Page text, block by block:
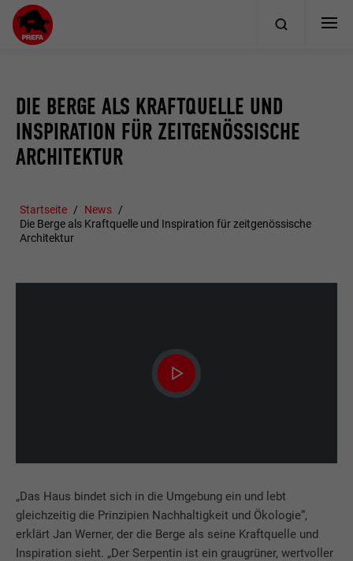
DIE BERGE ALS KRAFTQUELLE UND
INSPIRATION FÜR ZEITGENÖSSISCHE
ARCHITEKTUR
Startseite
News
Die Berge als Kraftquelle und Inspiration für zeitgenössische
Architektur
„Das Haus bindet sich in die Umgebung ein und lebt
gleichzeitig die Prinzipien Nachhaltigkeit und Ökologie“,
erklärt Jan Werner, der die Berge als seine Kraftquelle und
Inspiration sieht. „Der Serpentin ist ein graugrüner, wertvoller